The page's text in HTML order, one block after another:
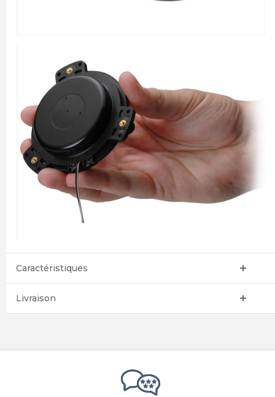
Caractéristiques
Livraison